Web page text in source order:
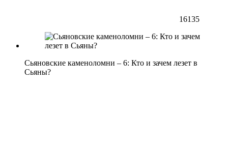
16135
Сьяновские каменоломни – 6: Кто и зачем лезет в
Сьяны?